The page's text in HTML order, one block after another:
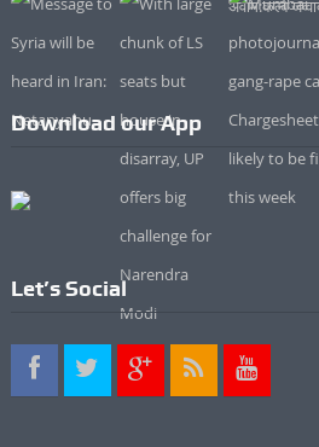
Download our App
Let’s Social